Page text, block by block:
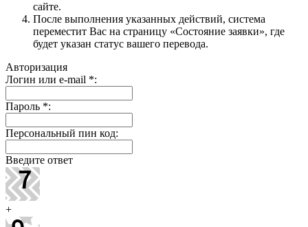
сайте.
После выполнения указанных действий, система
переместит Вас на страницу «Состояние заявки», где
будет указан статус вашего перевода.
Авторизация
Логин или e-mail *:
Пароль *:
Персональный пин код:
Введите ответ
+